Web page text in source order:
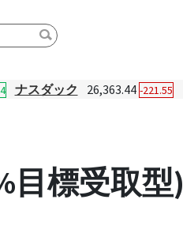
ナスダック 26,363.44 -221.55
目標受取型)